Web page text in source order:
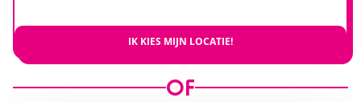
IK KIES MIJN LOCATIE!
OF